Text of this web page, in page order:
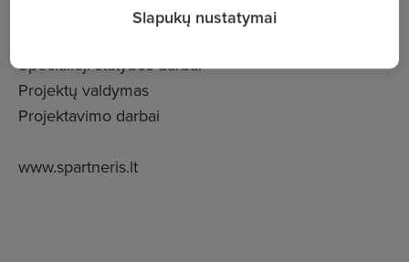
Bendrieji statybos darbai
Specialieji statybos darbai
Projektų valdymas
Projektavimo darbai
www.spartneris.lt
Slapukų nustatymai